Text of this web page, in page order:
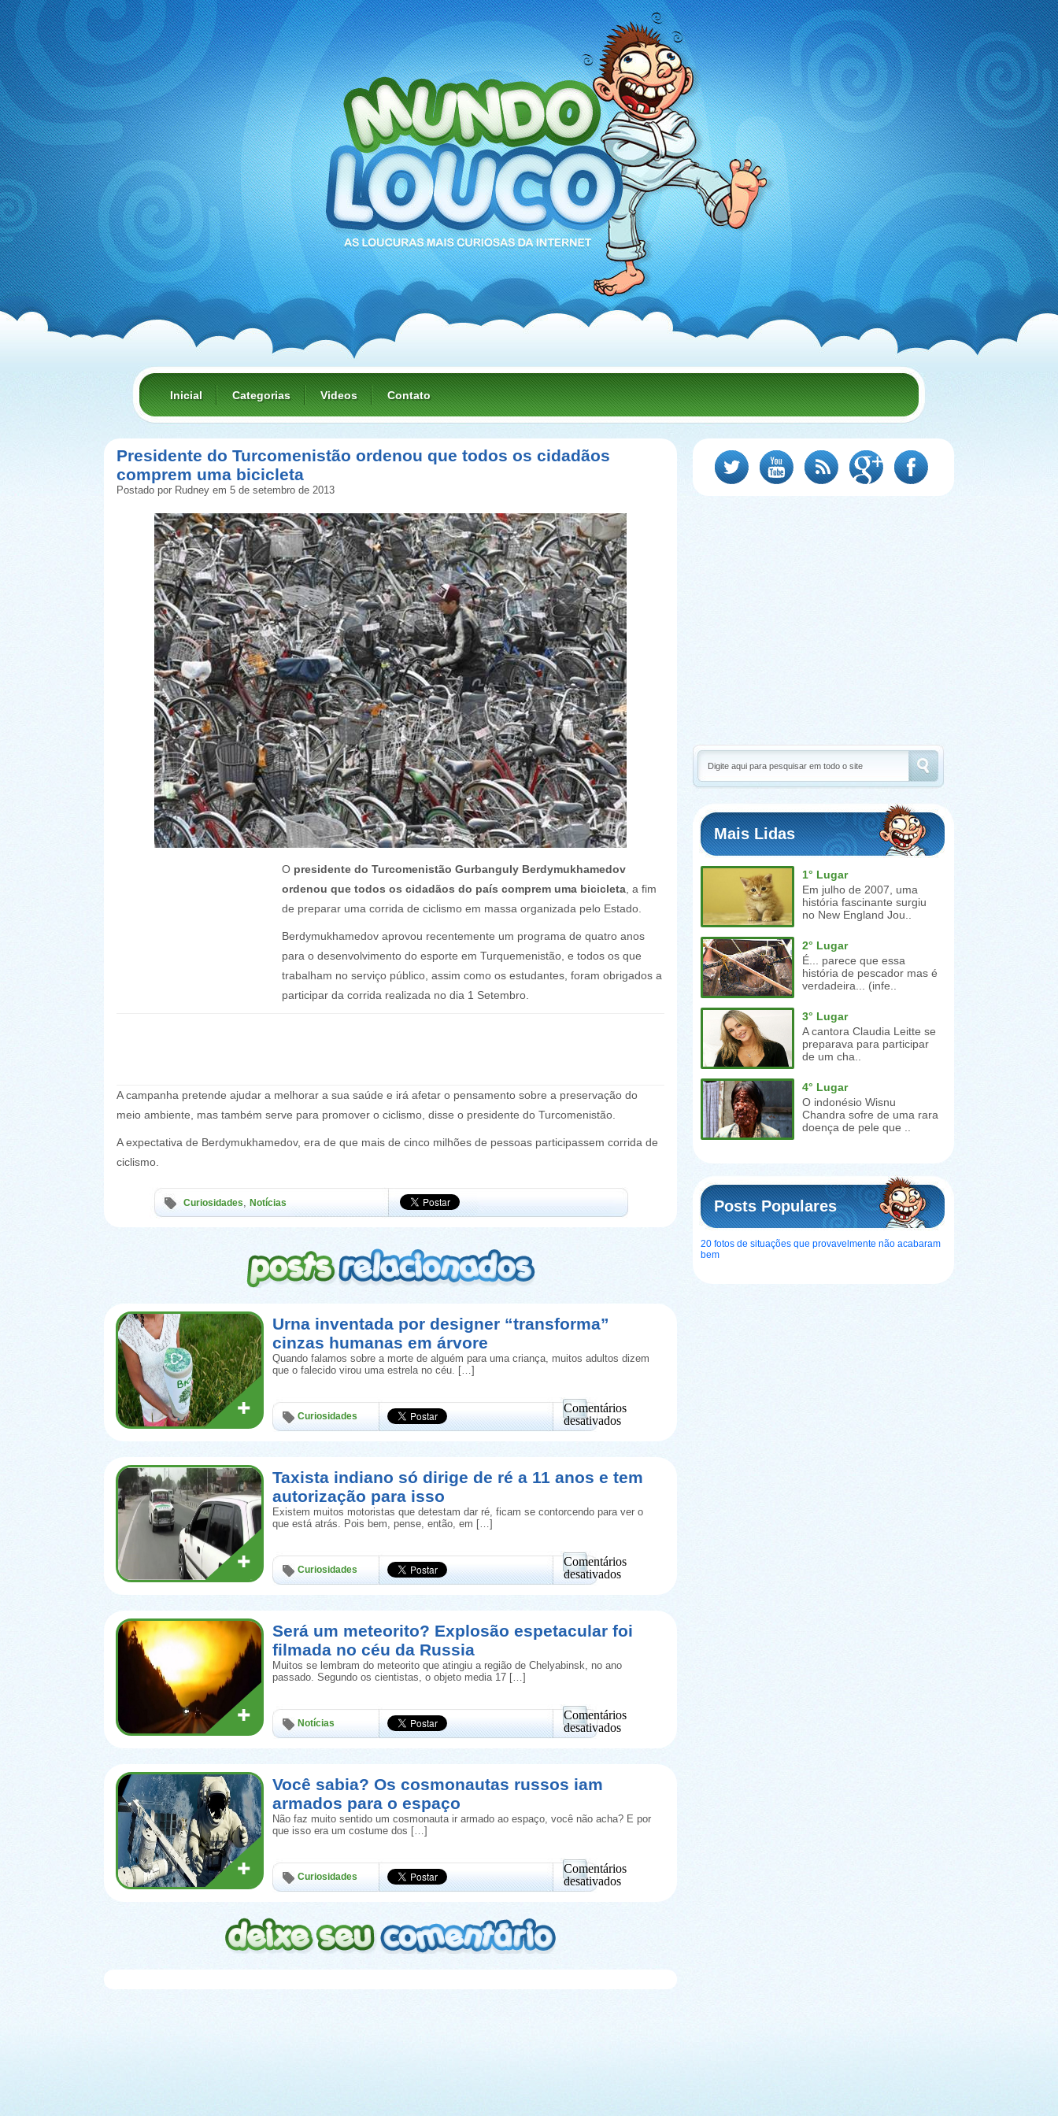
Inicial Categorias Videos Contato
Presidente do Turcomenistão ordenou que todos os cidadãos
comprem uma bicicleta
Postado por Rudney em 5 de setembro de 2013
O presidente do Turcomenistão Gurbanguly Berdymukhamedov
ordenou que todos os cidadãos do país comprem uma bicicleta , a fim
de preparar uma corrida de ciclismo em massa organizada pelo Estado.
Berdymukhamedov aprovou recentemente um programa de quatro anos
para o desenvolvimento do esporte em Turquemenistão, e todos os que
trabalham no serviço público, assim como os estudantes, foram obrigados a
participar da corrida realizada no dia 1 Setembro.
A campanha pretende ajudar a melhorar a sua saúde e irá afetar o pensamento sobre a preservação do
meio ambiente, mas também serve para promover o ciclismo, disse o presidente do Turcomenistão.
A expectativa de Berdymukhamedov, era de que mais de cinco milhões de pessoas participassem corrida de
ciclismo.
Curiosidades, Notícias
Urna inventada por designer “transforma”
cinzas humanas em árvore
Quando falamos sobre a morte de alguém para uma criança, muitos adultos dizem
que o falecido virou uma estrela no céu. […]
Curiosidades
Comentários
desativados
em
designer
cinzas
humanas
Taxista indiano só dirige de ré a 11 anos e tem
autorização para isso
Existem muitos motoristas que detestam dar ré, ficam se contorcendo para ver o
que está atrás. Pois bem, pense, então, em […]
Curiosidades
Comentários
desativados
em
dirige
ré
e
tem
autorização
Será um meteorito? Explosão espetacular foi
filmada no céu da Russia
Muitos se lembram do meteorito que atingiu a região de Chelyabinsk, no ano
passado. Segundo os cientistas, o objeto media 17 […]
Notícias
Comentários
desativados
em
meteorito?
Explosão
foi
da
Russia
Você sabia? Os cosmonautas russos iam
armados para o espaço
Não faz muito sentido um cosmonauta ir armado ao espaço, você não acha? E por
que isso era um costume dos […]
Curiosidades
Comentários
desativados
em
Mais Lidas
1° Lugar
Em julho de 2007, uma
história fascinante surgiu
no New England Jou..
2° Lugar
É... parece que essa
história de pescador mas é
verdadeira... (infe..
3° Lugar
A cantora Claudia Leitte se
preparava para participar
de um cha..
4° Lugar
O indonésio Wisnu
Chandra sofre de uma rara
doença de pele que ..
Posts Populares
20 fotos de situações que provavelmente não acabaram
bem